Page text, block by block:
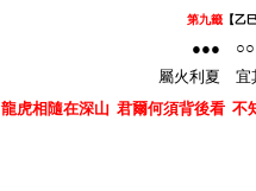
第九籤【乙
●●●
屬火利夏 宜
龍虎相隨在深山 君爾何須背後看 不